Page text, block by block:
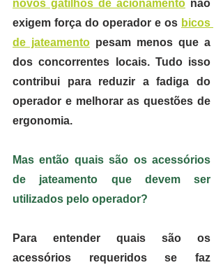
novos gatilhos de acionamento não
exigem força do operador e os bicos
de jateamento pesam menos que a
dos concorrentes locais. Tudo isso
contribui para reduzir a fadiga do
operador e melhorar as questões de
ergonomia.
Mas então quais são os acessórios
de jateamento que devem ser
utilizados pelo operador?
Para entender quais são os
acessórios requeridos se faz